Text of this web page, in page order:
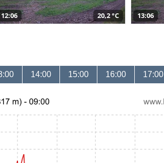
12:06 20,2 °C 13:06
14:00 15:00 16:00 17:00